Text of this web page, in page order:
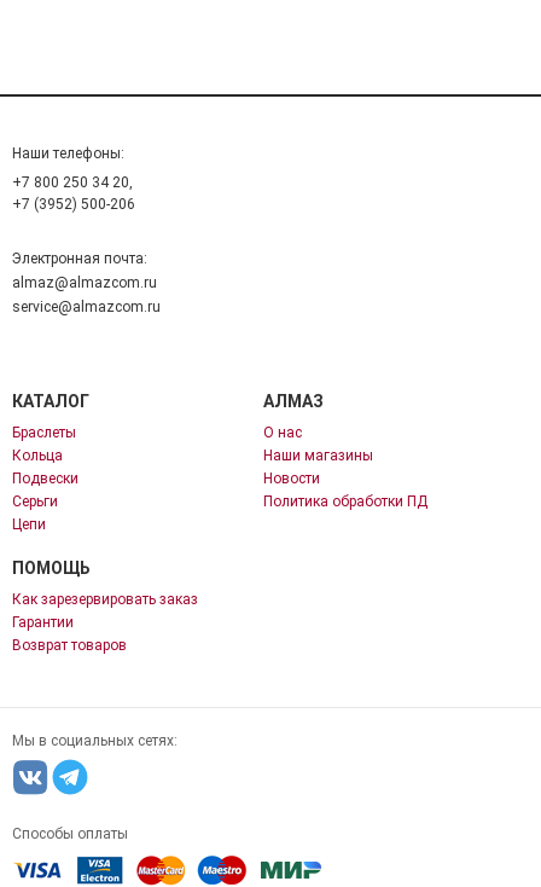
Наши телефоны:
+7 800 250 34 20,
+7 (3952) 500-206
Электронная почта:
almaz@almazcom.ru
service@almazcom.ru
КАТАЛОГ
Браслеты
Кольца
Подвески
Серьги
Цепи
АЛМАЗ
О нас
Наши магазины
Новости
Политика обработки ПД
ПОМОЩЬ
Как зарезервировать заказ
Гарантии
Возврат товаров
Мы в социальных сетях:
Способы оплаты